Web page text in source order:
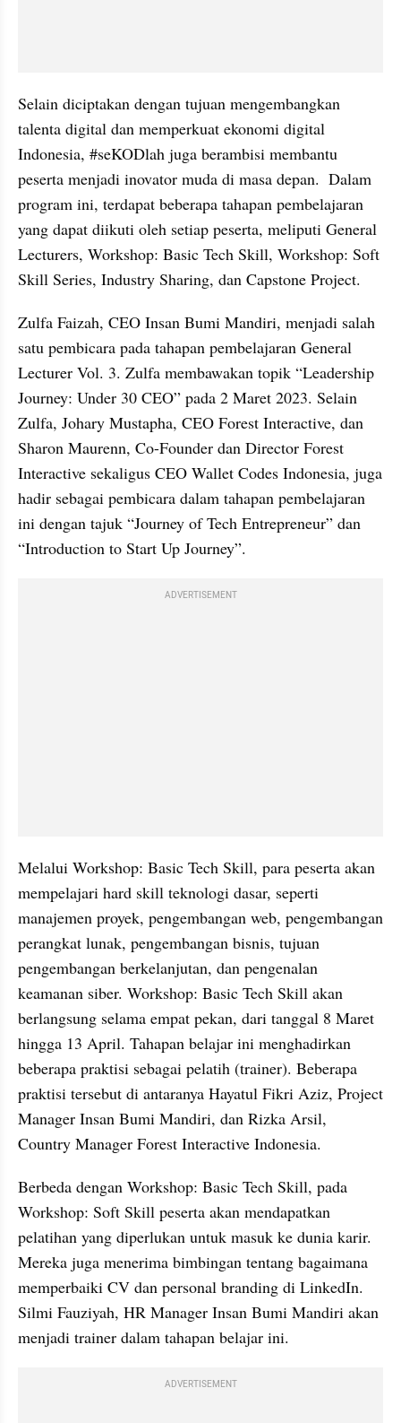
Selain diciptakan dengan tujuan mengembangkan
talenta digital dan memperkuat ekonomi digital
Indonesia, #seKODlah juga berambisi membantu
peserta menjadi inovator muda di masa depan.  Dalam
program ini, terdapat beberapa tahapan pembelajaran
yang dapat diikuti oleh setiap peserta, meliputi General
Lecturers, Workshop: Basic Tech Skill, Workshop: Soft
Skill Series, Industry Sharing, dan Capstone Project.
Zulfa Faizah, CEO Insan Bumi Mandiri, menjadi salah
satu pembicara pada tahapan pembelajaran General
Lecturer Vol. 3. Zulfa membawakan topik “Leadership
Journey: Under 30 CEO” pada 2 Maret 2023. Selain
Zulfa, Johary Mustapha, CEO Forest Interactive, dan
Sharon Maurenn, Co-Founder dan Director Forest
Interactive sekaligus CEO Wallet Codes Indonesia, juga
hadir sebagai pembicara dalam tahapan pembelajaran
ini dengan tajuk “Journey of Tech Entrepreneur” dan
“Introduction to Start Up Journey”.
ADVERTISEMENT
Melalui Workshop: Basic Tech Skill, para peserta akan
mempelajari hard skill teknologi dasar, seperti
manajemen proyek, pengembangan web, pengembangan
perangkat lunak, pengembangan bisnis, tujuan
pengembangan berkelanjutan, dan pengenalan
keamanan siber. Workshop: Basic Tech Skill akan
berlangsung selama empat pekan, dari tanggal 8 Maret
hingga 13 April. Tahapan belajar ini menghadirkan
beberapa praktisi sebagai pelatih (trainer). Beberapa
praktisi tersebut di antaranya Hayatul Fikri Aziz, Project
Manager Insan Bumi Mandiri, dan Rizka Arsil,
Country Manager Forest Interactive Indonesia.
Berbeda dengan Workshop: Basic Tech Skill, pada
Workshop: Soft Skill peserta akan mendapatkan
pelatihan yang diperlukan untuk masuk ke dunia karir.
Mereka juga menerima bimbingan tentang bagaimana
memperbaiki CV dan personal branding di LinkedIn.
Silmi Fauziyah, HR Manager Insan Bumi Mandiri akan
menjadi trainer dalam tahapan belajar ini.
ADVERTISEMENT